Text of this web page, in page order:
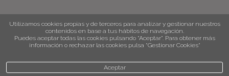
Utilizamos cookies propias y de terceros para analizar y gestionar nuestros
contenidos en base a tus hábitos de navegación.
Puedes aceptar todas las cookies pulsando “Aceptar”. Para obtener más
información o rechazar las cookies pulsa “Gestionar Cookies“
Aceptar